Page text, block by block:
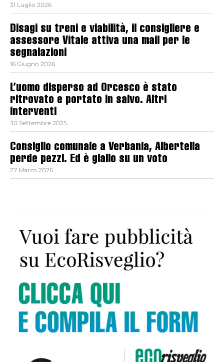
31 Luglio 2026
Disagi su treni e viabilità, il consigliere e
assessore Vitale attiva una mail per le
segnalazioni
16 Giugno 2026
L’uomo disperso ad Orcesco è stato
ritrovato e portato in salvo. Altri
interventi
30 Settembre 2025
Consiglio comunale a Verbania, Albertella
perde pezzi. Ed è giallo su un voto
27 Marzo 2026